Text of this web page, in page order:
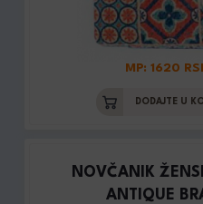
MP: 1620
DODAJTE U
NOVČANIK
ANTIQUE